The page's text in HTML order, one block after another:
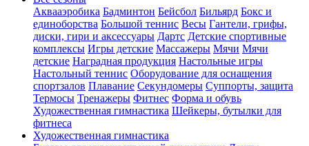
Аквааэробика Бадминтон Бейсбол Бильярд Бокс и
единоборства Большой теннис Весы Гантели, грифы,
диски, гири и аксессуары Дартс Детские спортивные
комплексы Игры детские Массажеры Мячи Мячи
детские Наградная продукция Настольные игры
Настольный теннис Оборудование для оснащения
спортзалов Плавание Секундомеры Суппорты, защита
Термосы Тренажеры Фитнес Форма и обувь
Художественная гимнастика Шейкеры, бутылки для
фитнеса
Художественная гимнастика